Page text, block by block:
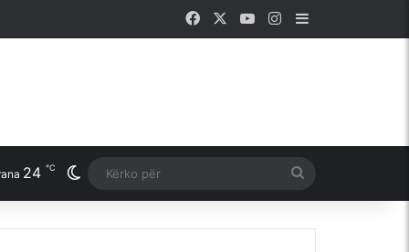
Facebook YouTubeInstagram
24 ℃ Switch skin
për